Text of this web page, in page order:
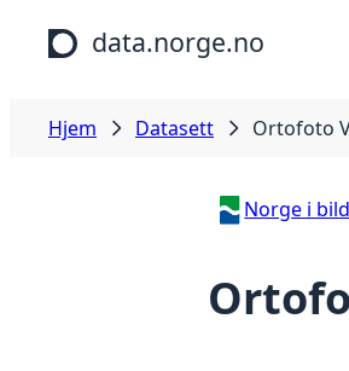
Hopp til hovedinnhold
data.norge.no
Hjem Datasett Ortofoto
Norge i